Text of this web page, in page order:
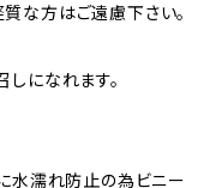
な方はご遠慮下さい。
になれます。
水濡れ防止の為ビニー